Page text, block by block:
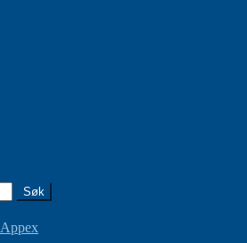
Søk
Appex